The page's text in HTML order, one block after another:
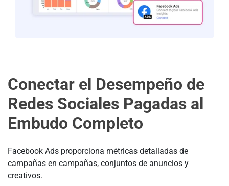
Conectar el Desempeño de
Redes Sociales Pagadas al
Embudo Completo
Facebook Ads proporciona métricas detalladas de
campañas en campañas, conjuntos de anuncios y
creativos.